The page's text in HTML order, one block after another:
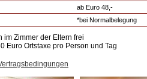
ab Euro 48,-
*bei Normalbelegung
im Zimmer der Eltern frei
Euro Ortstaxe pro Person und Tag